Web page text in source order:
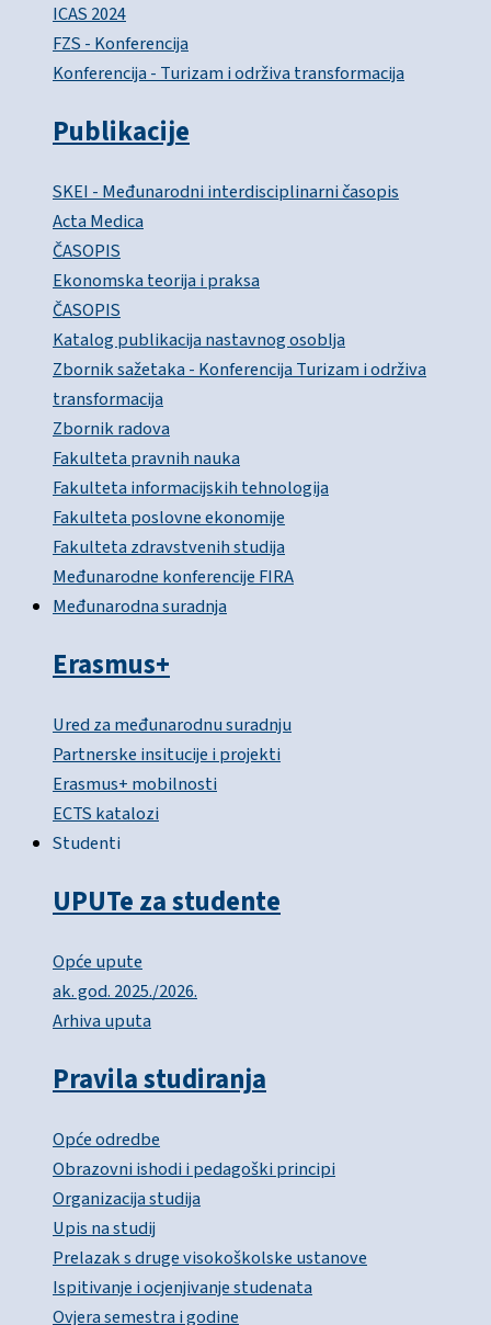
ICAS 2024
FZS - Konferencija
Konferencija - Turizam i održiva transformacija
Publikacije
SKEI - Međunarodni interdisciplinarni časopis
Acta Medica
ČASOPIS
Ekonomska teorija i praksa
ČASOPIS
Katalog publikacija nastavnog osoblja
Zbornik sažetaka - Konferencija Turizam i održiva
transformacija
Zbornik radova
Fakulteta pravnih nauka
Fakulteta informacijskih tehnologija
Fakulteta poslovne ekonomije
Fakulteta zdravstvenih studija
Međunarodne konferencije FIRA
Međunarodna suradnja
Erasmus+
Ured za međunarodnu suradnju
Partnerske insitucije i projekti
Erasmus+ mobilnosti
ECTS katalozi
Studenti
UPUTe za studente
Opće upute
ak. god. 2025./2026.
Arhiva uputa
Pravila studiranja
Opće odredbe
Obrazovni ishodi i pedagoški principi
Organizacija studija
Upis na studij
Prelazak s druge visokoškolske ustanove
Ispitivanje i ocjenjivanje studenata
Ovjera semestra i godine